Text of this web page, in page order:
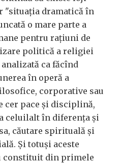
"situaţia dramatică în
o mare parte a
pentru raţiuni de
politică a religiei
ca făcînd
în operă a
corporative sau
cer pace şi disciplină,
celuilalt în diferenţa şi
căutare spirituală şi
Şi totuşi aceste
constituit din primele